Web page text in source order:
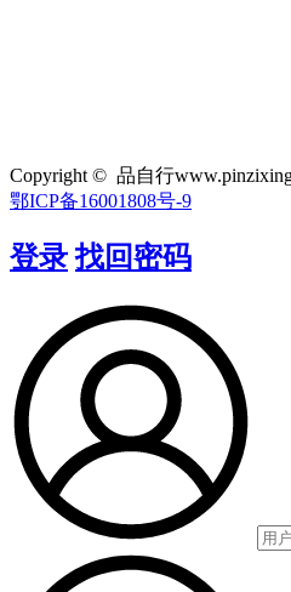
Copyright © 品自行
鄂ICP备16001808号-9
登录 找回密码